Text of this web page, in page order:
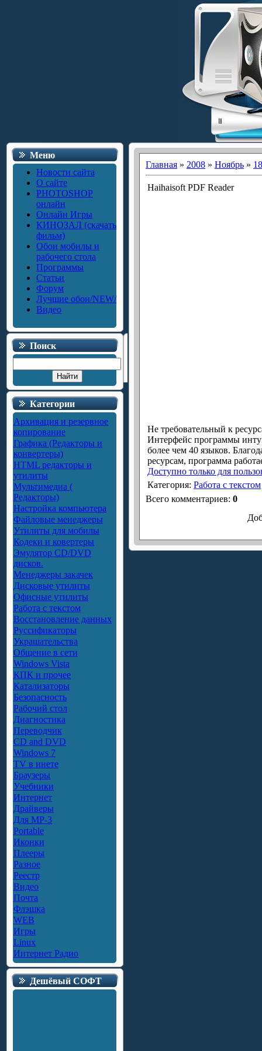
Меню
Новости сайта
О сайте
PHOTOSHOP
онлайн
Онлайн Игры
КИНОЗАЛ (скачать
фильм)
Обои мобилы и
рабочего стола
Программы
Статьи
Форум
Лучшие обои/NEW/
Видео
Поиск
Категории
Архивация и резервное
копирование
Графика (Редакторы и
конвертеры)
HTML редакторы и
утилиты
Мультимедиа (
Редакторы)
Настройка компьютера
Файловые менеджеры
Утилиты для мобилы
Кодеки и ковертеры
Эмулятор CD/DVD
дисков.
Менеджеры закачек
Дисковые утилиты
Офисные утилиты
Работа с текстом
Восстановление данных
Руссификаторы
Украшательства
Общение в сети
Windows Vista
КПК и прочее
Катализаторы
Безопасность
Рабочий стол
Диагностика
Переводчик
CD and DVD
Windows 7
TV в инете
Браузеры
Учебники
Интернет
Драйверы
Для MP-3
Portable
Иконки
Плееры
Разное
Реестр
Видео
Почта
Флэшка
WEB
Игры
Linux
Интернет Радио
Дешёвый СОФТ
Главная » 2008 » Ноябрь » 18
Haihaisoft PDF Reader
Не требовательный к
Интерфейс программы
более чем 40 языков.
ресурсам, программа
Доступно только для
Категория: Работа с текстом
Всего комментариев: 0